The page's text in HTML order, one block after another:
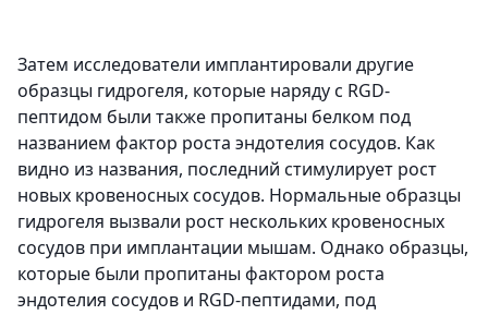
Затем исследователи имплантировали другие
образцы гидрогеля, которые наряду с RGD-
пептидом были также пропитаны белком под
названием фактор роста эндотелия сосудов. Как
видно из названия, последний стимулирует рост
новых кровеносных сосудов. Нормальные образцы
гидрогеля вызвали рост нескольких кровеносных
сосудов при имплантации мышам. Однако образцы,
которые были пропитаны фактором роста
эндотелия сосудов и RGD-пептидами, под